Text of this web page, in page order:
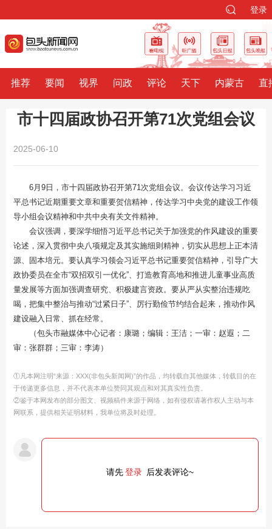
登录
推荐 要闻 视界 问政 评论 天下 内蒙古 直
市十四届政协召开第71次党组会议
2025-06-10
6月9日，市十四届政协召开第71次党组会议。会议传达学习习近
平总书记近期重要文章和重要贺信精神，传达学习中央党的建设工作领
导小组会议精神和中共中央有关文件精神。
会议强调，要深学细悟习近平总书记关于加强党的作风建设的重要
论述，深入贯彻中央八项规定及其实施细则精神，切实从思想上正本清
源、固本培元。要认真学习领会习近平总书记重要贺信精神，引导广大
政协委员在全市“双招双引一优化”、打造教育高地和推进儿童事业高质
量发展等方面加强调查研究、积极建言资政。要从严从实整治违规吃
喝，把集中整治与推动“过紧日子”、厉行勤俭节约结合起来，推动作风
建设融入日常、抓在经常。
（包头市融媒体中心记者：康璐；编辑：王洁；一审：赵遐；二
审：张群群；三审：李涛）
①凡本网注明“来源：XXX(非包头新闻网)”的作品，均转载自其他媒体，转载目的在
于传递更多信息，并不代表本单位赞同其观点和对其真实性负责。
②鉴于本网发布的部分图文、视频稿件来源于网络，如有侵权请著作权人主动与本
网联系，提供相关证明材料，我单位将及时处理。
请先登录 后发表评论~